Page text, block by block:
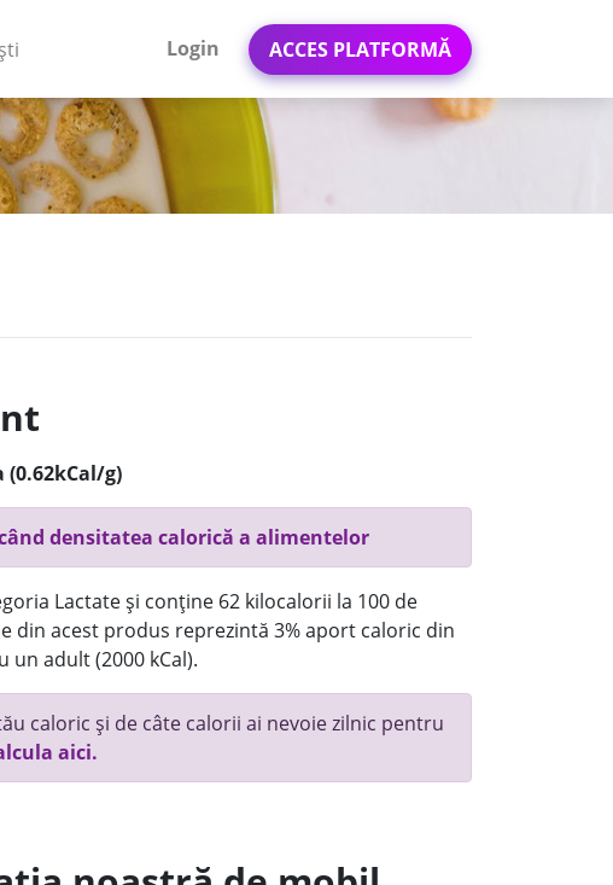
Login ACCES PLATFORMĂ
(0.62kCal/g)
densitatea calorică a alimentelor
Lactate și conține 62 kilocalorii la 100 de
din acest produs reprezintă 3% aport caloric din
adult (2000 kCal).
caloric și de câte calorii ai nevoie zilnic pentru
aici.